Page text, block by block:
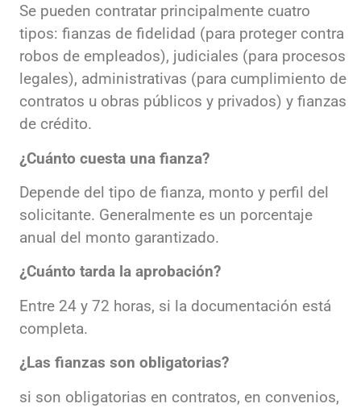
Se pueden contratar principalmente cuatro
tipos: fianzas de fidelidad (para proteger contra
robos de empleados), judiciales (para procesos
legales), administrativas (para cumplimiento de
contratos u obras públicos y privados) y fianzas
de crédito.
¿Cuánto cuesta una fianza?
Depende del tipo de fianza, monto y perfil del
solicitante. Generalmente es un porcentaje
anual del monto garantizado.
¿Cuánto tarda la aprobación?
Entre 24 y 72 horas, si la documentación está
completa.
¿Las fianzas son obligatorias?
si son obligatorias en contratos, en convenios,